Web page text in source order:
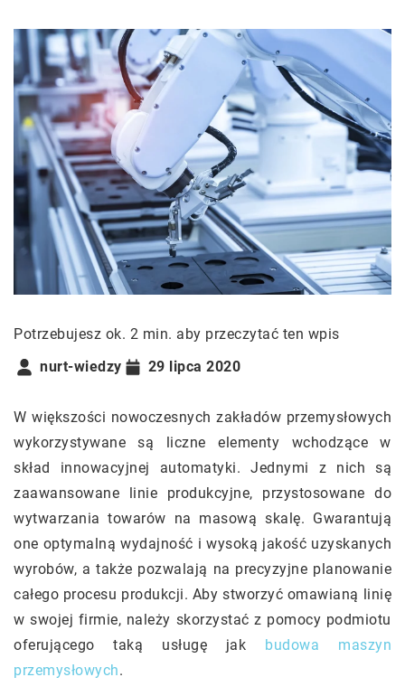
Potrzebujesz ok. 2 min. aby przeczytać ten wpis
nurt-wiedzy
29 lipca 2020
W większości nowoczesnych zakładów przemysłowych
wykorzystywane są liczne elementy wchodzące w
skład innowacyjnej automatyki. Jednymi z nich są
zaawansowane linie produkcyjne, przystosowane do
wytwarzania towarów na masową skalę. Gwarantują
one optymalną wydajność i wysoką jakość uzyskanych
wyrobów, a także pozwalają na precyzyjne planowanie
całego procesu produkcji. Aby stworzyć omawianą linię
w swojej firmie, należy skorzystać z pomocy podmiotu
oferującego taką usługę jak budowa maszyn
przemysłowych.